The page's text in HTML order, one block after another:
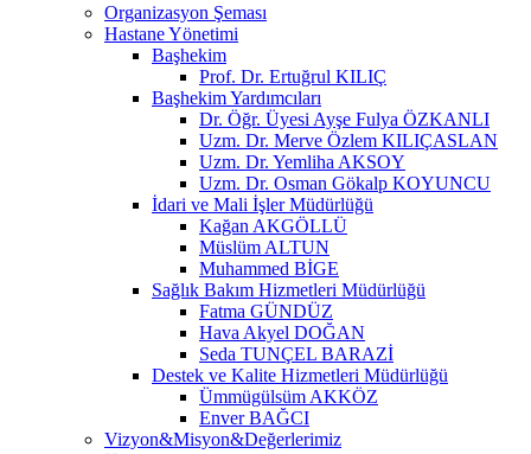
Organizasyon Şeması
Hastane Yönetimi
Başhekim
Prof. Dr. Ertuğrul KILIÇ
Başhekim Yardımcıları
Dr. Öğr. Üyesi Ayşe Fulya ÖZKANLI
Uzm. Dr. Merve Özlem KILIÇASLAN
Uzm. Dr. Yemliha AKSOY
Uzm. Dr. Osman Gökalp KOYUNCU
İdari ve Mali İşler Müdürlüğü
Kağan AKGÖLLÜ
Müslüm ALTUN
Muhammed BİGE
Sağlık Bakım Hizmetleri Müdürlüğü
Fatma GÜNDÜZ
Hava Akyel DOĞAN
Seda TUNÇEL BARAZİ
Destek ve Kalite Hizmetleri Müdürlüğü
Ümmügülsüm AKKÖZ
Enver BAĞCI
Vizyon&Misyon&Değerlerimiz